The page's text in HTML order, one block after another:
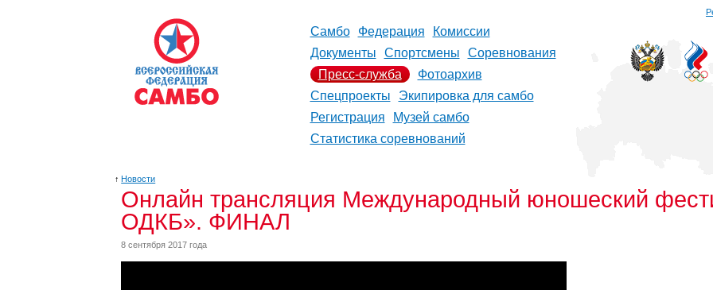
Самбо Федерация
Комиссии
Документы
Спортсмены
Соревнования
Пресс-служба
Фотоархив
Спецпроекты
Экипировка для самбо
Регистрация
Музей самбо
Статистика соревнований
↑ Новости
Онлайн трансляция Международный юношеский
ОДКБ». ФИНАЛ
8 сентября 2017 года